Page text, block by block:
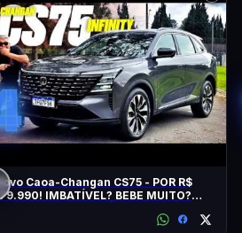
Caoa-Changan CS75 - POR R$
IMBATÍVEL? BEBE MUITO?